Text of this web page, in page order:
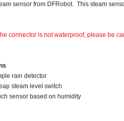
sensor from DFRobot. This steam
connector is not waterproof, please be
rain detector
steam level switch
sensor based on humidity